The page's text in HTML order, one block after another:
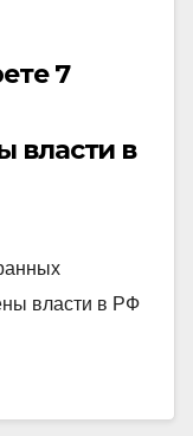
7
власти в
власти в РФ